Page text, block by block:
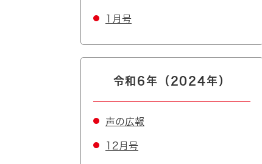
1月号
令和6年（2024年）
声の広報
12月号